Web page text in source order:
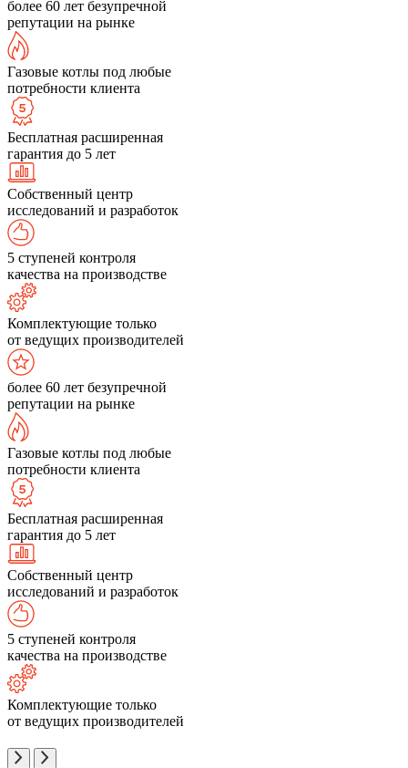
более 60 лет безупречной
репутации на рынке
Газовые котлы под любые
потребности клиента
Бесплатная расширенная
гарантия до 5 лет
Собственный центр
исследований и разработок
5 ступеней контроля
качества на производстве
Комплектующие только
от ведущих производителей
более 60 лет безупречной
репутации на рынке
Газовые котлы под любые
потребности клиента
Бесплатная расширенная
гарантия до 5 лет
Собственный центр
исследований и разработок
5 ступеней контроля
качества на производстве
Комплектующие только
от ведущих производителей